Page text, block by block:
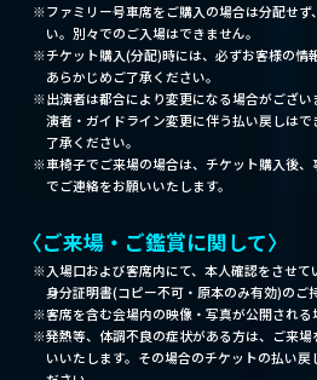
ファミリー号車席をご購入の場合は分配せ
い。別々でのご入場はできません。
チケット購入(分配)時には、必ずお客様の情
あらかじめご了承ください。
出演者は都合により変更になる場合がござ
演者・ガイドライン変更に伴う払い戻しは
了承ください。
車椅子でご来場の場合は、チケット購入後
でご連絡をお願いいたします。
〈ご来場・ご鑑賞に関して〉
入場口および客席内にて、本人確認をさせ
身分証明書(コピー不可・原本のみ有効)のご
客席を含む会場内の映像・写真が公開される
発熱等、体調不良の症状がある方は、ご来
いいたします。その場合のチケットの払い戻